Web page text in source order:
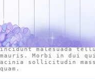
auctor, sem
ante ipsum
Curae; Morbi
congue
lacus nunc,
tincidunt malesuada
Morbi in dui
sollicitudin